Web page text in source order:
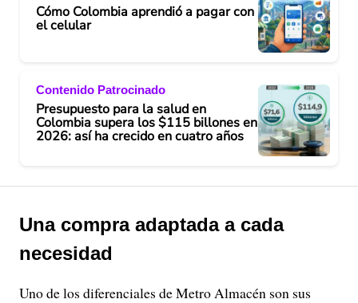
Cómo Colombia aprendió a pagar con
el celular
Contenido Patrocinado
Presupuesto para la salud en
Colombia supera los $115 billones en
2026: así ha crecido en cuatro años
Una compra adaptada a cada
necesidad
Uno de los diferenciales de Metro Almacén son sus